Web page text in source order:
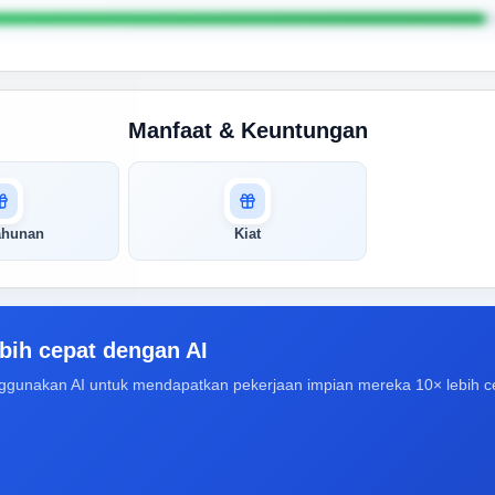
Manfaat & Keuntungan
Kiat
cepat dengan AI
AI untuk mendapatkan pekerjaan impian mereka 10× lebih